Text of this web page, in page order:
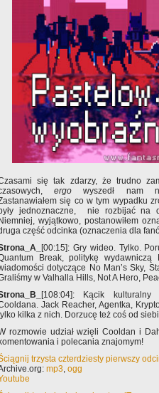
się tak zdarzy, że trudno
ergowyszedł nam
się co w tym wypadku
jednoznaczne, nie rozbijać na
wyjątkowo, postanowiłem
część odcinka (oznaczenia dla
[00:15]: Gry wideo. Tylko.
Break, politykę wydawniczą
dotyczące No Man’s Sky,
w Valhalla Hills, Not A Hero,
[108:04]: Kącik kulturalny
Jack Reacher, Agentka,
kilka z nich. Dorzucę też coś od
rozmowie udział wzięli Cooldan i
i polecania znajomym!
trzysta czterdziesty pierwszy
mp3 ogg